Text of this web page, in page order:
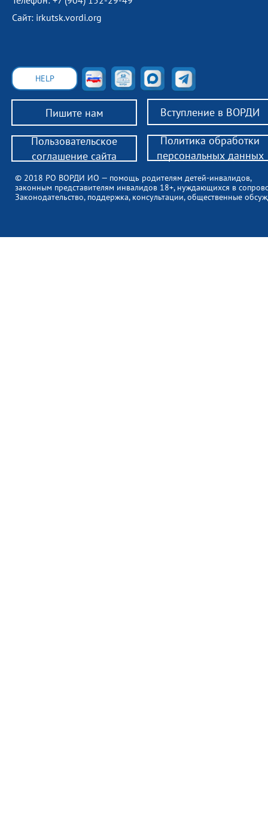
Сайт: irkutsk.vordi.org
Пишите нам Вступление в ВОРДИ
© 2018 РО ВОРДИ ИО — помощь родителям детей-инвалидов,
законным представителям инвалидов 18+, нуждающихся в
Законодательство, поддержка, консультации, общественные
HELP
Пользовательское
соглашение сайта
Политика обработки
персональных данных